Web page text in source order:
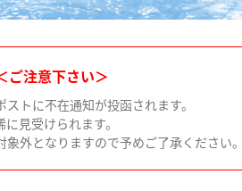
ご注意下さい＞
トに不在通知が投函されます。
見受けられます。
外となりますので予めご了承ください。